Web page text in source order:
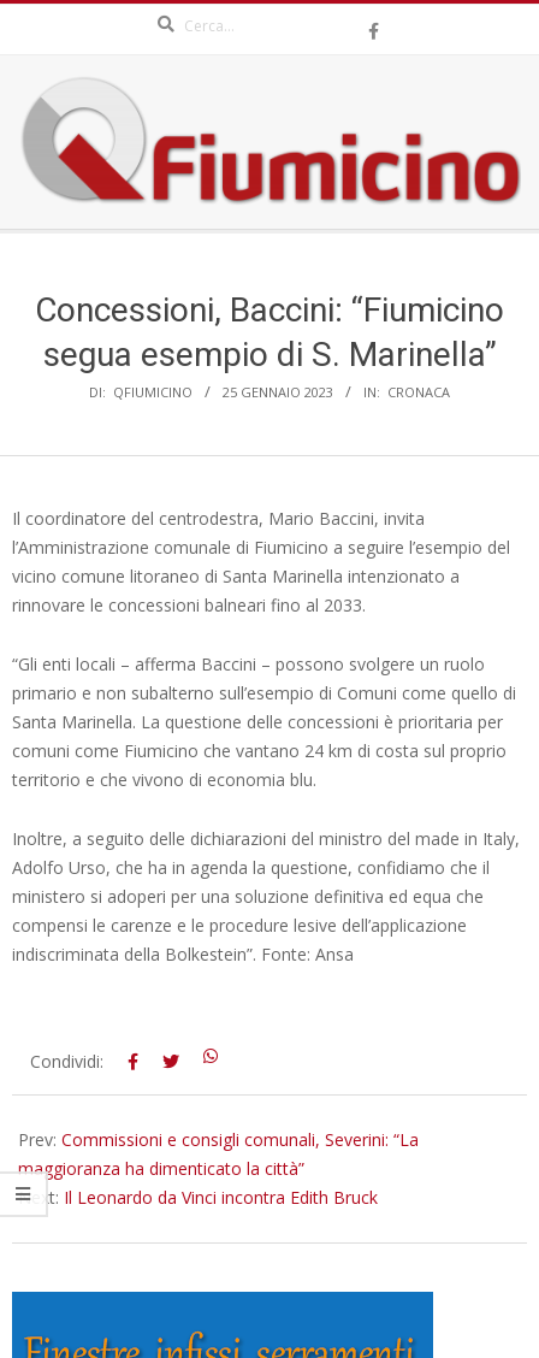
content
QFIUMICINO.COM
MenuConcessioni, Baccini: “Fiumicino
segua esempio di S. Marinella”
DI: QFIUMICINO 25 GENNAIO 2023 IN: CRONACA
Il coordinatore del centrodestra, Mario Baccini, invita
l’Amministrazione comunale di Fiumicino a seguire l’esempio del
vicino comune litoraneo di Santa Marinella intenzionato a
rinnovare le concessioni balneari fino al 2033.
“Gli enti locali – afferma Baccini – possono svolgere un ruolo
primario e non subalterno sull’esempio di Comuni come quello di
Santa Marinella. La questione delle concessioni è prioritaria per
comuni come Fiumicino che vantano 24 km di costa sul proprio
territorio e che vivono di economia blu.
Inoltre, a seguito delle dichiarazioni del ministro del made in Italy,
Adolfo Urso, che ha in agenda la questione, confidiamo che il
ministero si adoperi per una soluzione definitiva ed equa che
compensi le carenze e le procedure lesive dell’applicazione
indiscriminata della Bolkestein”. Fonte: Ansa
2023-
Condividi:
Prev: Commissioni e consigli comunali, Severini: “La
maggioranza ha dimenticato la città”
Next: Il Leonardo da Vinci incontra Edith Bruck